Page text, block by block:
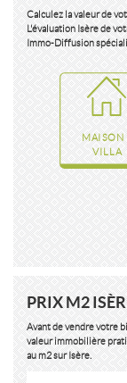
Calculez la valeur de
L'évaluation Isère de
Immo-Diffusion
VILLA
PRIX M2
Avant de vendre votre
valeur immobilière
au m2 sur Isère.